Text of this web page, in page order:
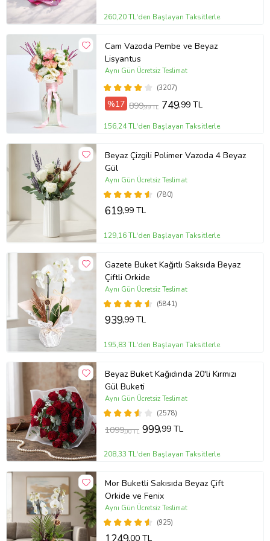
temizleyerek diğer çiçeklerin daha uzun süre taze kalmasını
sağlayabilirsiniz.
Not:
Stok durumuna göre ürünlerde ufak değişiklikler olabilir.
Ürün Kodu:vbt1207
260,20 TL'den Başlayan Taksitlerle
Cam Vazoda Pembe ve Beyaz
Lisyantus
(3207)
Aynı Gün Ücretsiz Teslimat
%17 899,99 TL 749,99 TL
156,24 TL'den Başlayan Taksitlerle
Beyaz Çizgili Polimer Vazoda 4 Beyaz
Gül
(780)
Aynı Gün Ücretsiz Teslimat
619,99 TL
129,16 TL'den Başlayan Taksitlerle
Gazete Buket Kağıtlı Saksıda Beyaz
Çiftli Orkide
(5841)
Aynı Gün Ücretsiz Teslimat
939,99 TL
195,83 TL'den Başlayan Taksitlerle
Beyaz Buket Kağıdında 20'li Kırmızı
Gül Buketi
(2578)
Aynı Gün Ücretsiz Teslimat
1099,00 TL 999,99 TL
208,33 TL'den Başlayan Taksitlerle
Mor Buketli Sakısıda Beyaz Çift
Orkide ve Fenix
(925)
Aynı Gün Ücretsiz Teslimat
,00 TL